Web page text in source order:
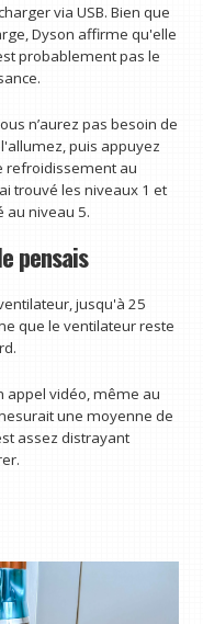
via USB. Bien que
Dyson affirme qu'elle
probablement pas le
n’aurez pas besoin de
puis appuyez
refroidissement au
trouvé les niveaux 1 et
au niveau 5.
pensais
jusqu'à 25
que le ventilateur reste
appel vidéo, même au
une moyenne de
assez distrayant